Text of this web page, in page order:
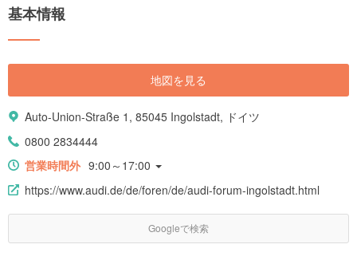
ますように！
基本情報
地図を見る
Auto-Union-Straße 1, 85045 Ingolstadt, ドイツ
0800 2834444
営業時間外 9:00～17:00
https://www.audi.de/de/foren/de/audi-forum-ingolstadt.html
Googleで検索